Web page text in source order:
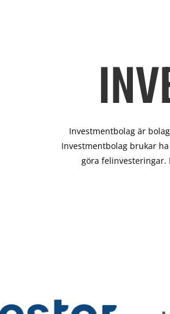
Investmentbolag är
Investmentbolag brukar
göra